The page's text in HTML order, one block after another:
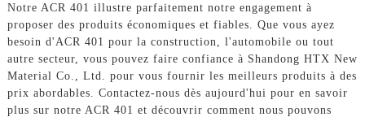
Notre ACR 401 illustre parfaitement notre engagement à
proposer des produits économiques et fiables. Que vous ayez
besoin d'ACR 401 pour la construction, l'automobile ou tout
autre secteur, vous pouvez faire confiance à Shandong HTX New
Material Co., Ltd. pour vous fournir les meilleurs produits à des
prix abordables. Contactez-nous dès aujourd'hui pour en savoir
plus sur notre ACR 401 et découvrir comment nous pouvons